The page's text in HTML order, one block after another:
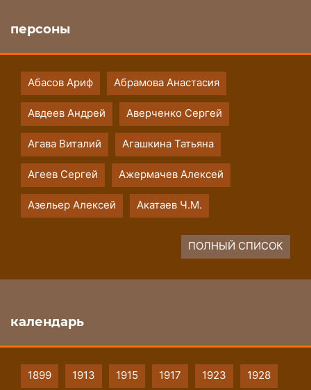
персоны
Абасов Ариф Абрамова Анастасия
Авдеев Андрей Аверченко Сергей
Агава Виталий Агашкина Татьяна
Агеев Сергей Ажермачев Алексей
Азельер Алексей Акатаев Ч.М.
ПОЛНЫЙ СПИСОК
календарь
1899 1913 1915 1917 1923 1928